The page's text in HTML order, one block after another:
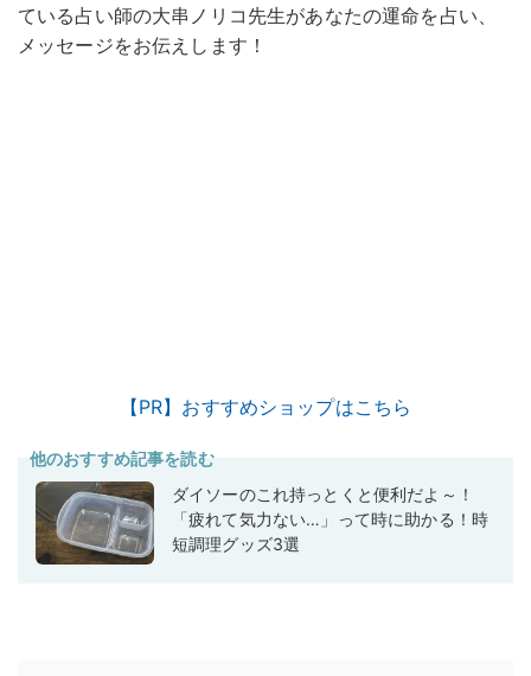
ている占い師の大串ノリコ先生があなたの運命を占い、
メッセージをお伝えします！
【PR】おすすめショップはこちら
他のおすすめ記事を読む
ダイソーのこれ持っとくと便利だよ～！
「疲れて気力ない…」って時に助かる！時
短調理グッズ3選